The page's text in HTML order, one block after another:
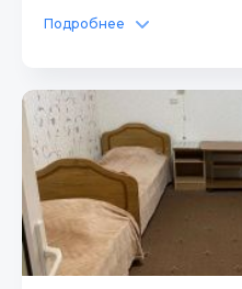
Подробнее